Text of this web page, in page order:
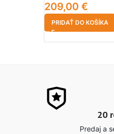
209,00 €
PRIDAŤ DO KOŠÍKA
20
Predaj a